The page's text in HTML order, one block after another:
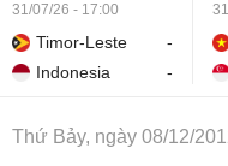
31/07/26 - 17:00
Timor-Leste
-
Indonesia
-
Thứ Bảy, ngày 08/12/